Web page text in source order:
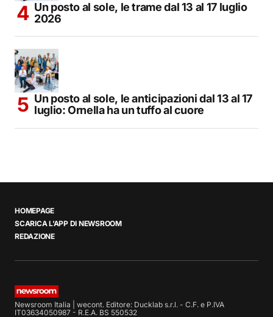
Un posto al sole, le trame dal 13 al 17 luglio
2026
Un posto al sole, le anticipazioni dal 13 al 17
luglio: Ornella ha un tuffo al cuore
HOMEPAGE
SCARICA L’APP DI NEWSROOM
REDAZIONE
Newsroom Italia | wecont. Editore: Ducklab s.r.l. - C.F. e P.IVA
IT03634050987 - R.E.A. BS 550532